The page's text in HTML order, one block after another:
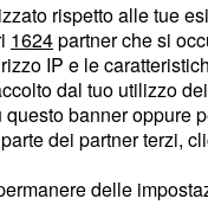
rispetto alle tue
1624partner che si
IP e le
dal tuo utilizzo
questo banner oppure
dei partner terzi,
delle